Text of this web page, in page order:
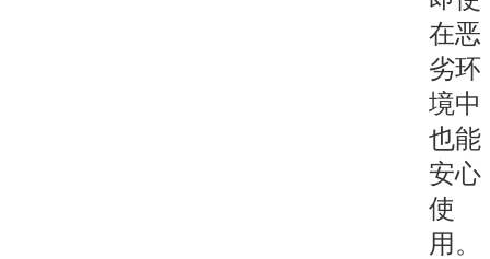
在恶
劣环
境中
也能
安心
使
用。